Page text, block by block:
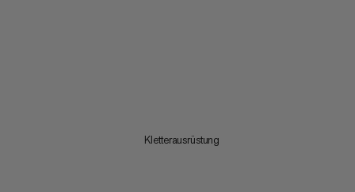
Kletterausrüstung